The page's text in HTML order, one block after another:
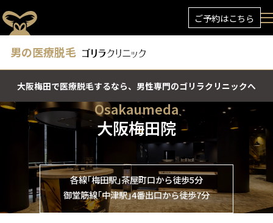
ご予約はこちら
男の医療脱毛
大阪梅田で医療脱毛するなら、男性専門のゴリラクリニックへ
Osakaumeda
大阪梅田院
各線｢梅田駅｣茶屋町口から徒歩5分
御堂筋線｢中津駅｣4番出口から徒歩7分